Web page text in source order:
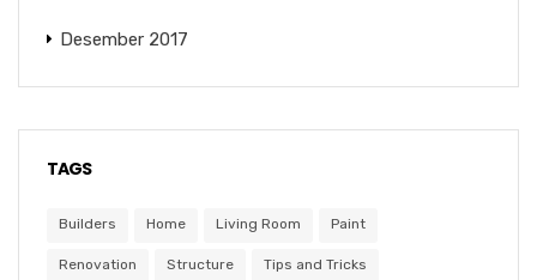
Desember 2017
TAGS
Builders Home Living Room Paint
Renovation Structure Tips and Tricks